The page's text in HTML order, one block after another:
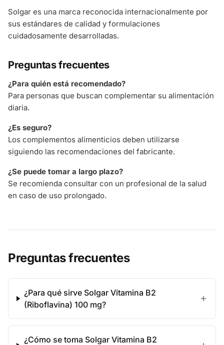
Solgar es una marca reconocida internacionalmente por
sus estándares de calidad y formulaciones
cuidadosamente desarrolladas.
Preguntas frecuentes
¿Para quién está recomendado?
Para personas que buscan complementar su alimentación
diaria.
¿Es seguro?
Los complementos alimenticios deben utilizarse
siguiendo las recomendaciones del fabricante.
¿Se puede tomar a largo plazo?
Se recomienda consultar con un profesional de la salud
en caso de uso prolongado.
Preguntas frecuentes
¿Para qué sirve Solgar Vitamina B2
(Riboflavina) 100 mg?
¿Cómo se toma Solgar Vitamina B2